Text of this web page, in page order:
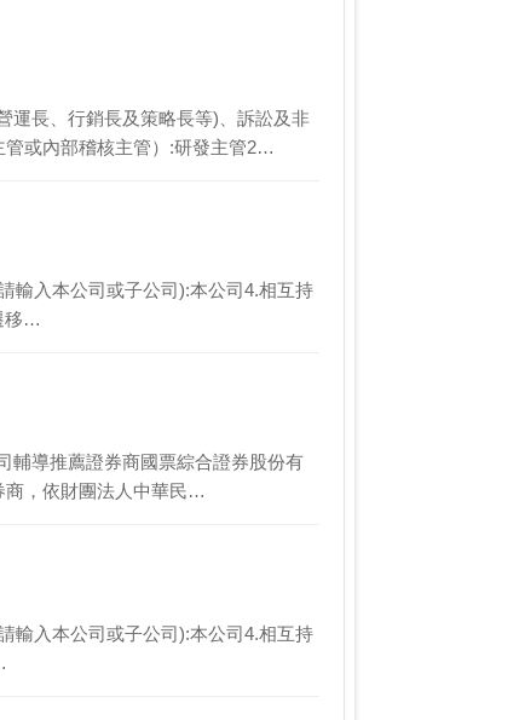
運長、行銷長及策略長等)、訴訟及非
管或內部稽核主管）:研發主管2…
輸入本公司或子公司):本公司4.相互持
移…
輔導推薦證券商國票綜合證券股份有
商，依財團法人中華民…
輸入本公司或子公司):本公司4.相互持